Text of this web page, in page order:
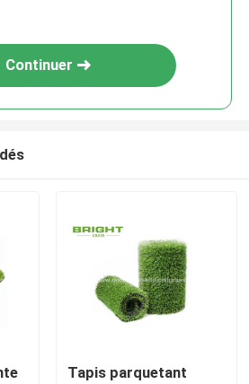
Continuer
Tapis parquetant